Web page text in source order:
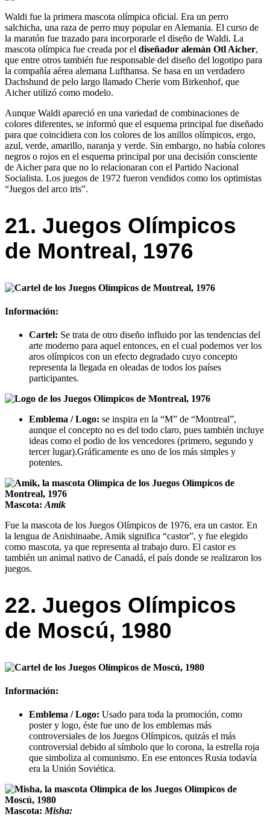
Waldi fue la primera mascota olímpica oficial. Era un perro
salchicha, una raza de perro muy popular en Alemania. El curso de
la maratón fue trazado para incorporarle el diseño de Waldi. La
mascota olímpica fue creada por el diseñador alemán Otl Aicher,
que entre otros también fue responsable del diseño del logotipo para
la compañía aérea alemana Lufthansa. Se basa en un verdadero
Dachshund de pelo largo llamado Cherie vom Birkenhof, que
Aicher utilizó como modelo.
Aunque Waldi apareció en una variedad de combinaciones de
colores diferentes, se informó que el esquema principal fue diseñado
para que coincidiera con los colores de los anillos olímpicos, ergo,
azul, verde, amarillo, naranja y verde. Sin embargo, no había colores
negros o rojos en el esquema principal por una decisión consciente
de Aicher para que no lo relacionaran con el Partido Nacional
Socialista. Los juegos de 1972 fueron vendidos como los optimistas
“Juegos del arco iris”.
21. Juegos Olímpicos
de Montreal, 1976
Información:
Cartel: Se trata de otro diseño influido por las tendencias del
arte moderno para aquel entonces, en el cual podemos ver los
aros olímpicos con un efecto degradado cuyo concepto
representa la llegada en oleadas de todos los países
participantes.
Emblema / Logo: se inspira en la “M” de “Montreal”,
aunque el concepto no es del todo claro, pues también incluye
ideas como el podio de los vencedores (primero, segundo y
tercer lugar).Gráficamente es uno de los más simples y
potentes.
Mascota: Amik
Fue la mascota de los Juegos Olímpicos de 1976, era un castor. En
la lengua de Anishinaabe, Amik significa “castor”, y fue elegido
como mascota, ya que representa al trabajo duro. El castor es
también un animal nativo de Canadá, el país donde se realizaron los
juegos.
22. Juegos Olímpicos
de Moscú, 1980
Información:
Emblema / Logo: Usado para toda la promoción, como
poster y logo, éste fue uno de los emblemas más
controversiales de los Juegos Olímpicos, quizás el más
controversial debido al símbolo que lo corona, la estrella roja
que simboliza al comunismo. En ese entonces Rusia todavía
era la Unión Soviética.
Mascota: Misha: